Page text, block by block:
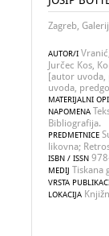
Zagreb,
AUTOR/I
Jurčec Kos,
[autor
uvoda,
MATERIJALNI
NAPOMENA
Bibliografija.
PREDMETNICE
likovna;
ISBN / ISSN
MEDIJ Tiskana
VRSTA
LOKACIJA